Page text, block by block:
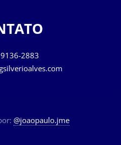
2883
@joaopaulo.jme